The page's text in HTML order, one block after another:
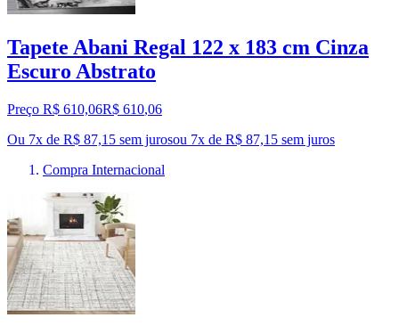
Tapete Abani Regal 122 x 183 cm Cinza
Escuro Abstrato
Preço R$ 610,06R$ 610,06
Ou 7x de R$ 87,15 sem jurosou 7x de R$ 87,15 sem juros
Compra Internacional